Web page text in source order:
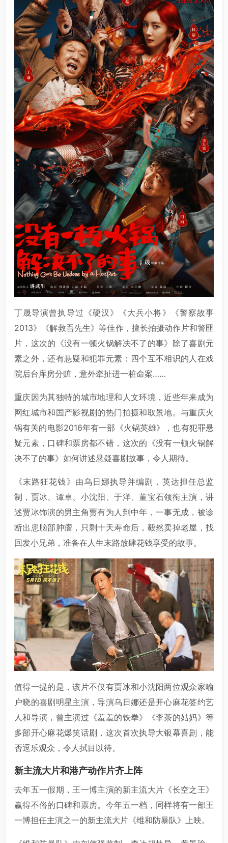
丁晟导演曾执导过《硬汉》《大兵小将》《警察故事
2013》《解救吾先生》等佳作，擅长拍摄动作片和警匪
片，这次的《没有一顿火锅解决不了的事》除了喜剧元
素之外，还有悬疑和犯罪元素：四个互不相识的人在戏
院后台库房分赃，意外牵扯进一桩命案……
重庆因为其独特的城市地理和人文环境，近些年来成为
网红城市和国产影视剧的热门拍摄和取景地。与重庆火
锅有关的电影2016年有一部《火锅英雄》，也有犯罪悬
疑元素，口碑和票房都不错，这次的《没有一顿火锅解
决不了的事》如何讲述悬疑喜剧故事，令人期待。
《末路狂花钱》由乌日娜执导并编剧，英达担任总监
制，贾冰、谭卓、小沈阳、于洋、董宝石领衔主演，讲
述贾冰饰演的男主角贾有为人到中年，一事无成，被诊
断出患脑部肿瘤，只剩十天寿命后，毅然卖掉老屋，找
回发小兄弟，准备在人生末路放肆花钱享受的故事。
值得一提的是，该片不仅有贾冰和小沈阳两位观众家喻
户晓的喜剧明星主演，导演乌日娜还是开心麻花签约艺
人和导演，曾主演过《羞羞的铁拳》《李茶的姑妈》等
多部开心麻花爆笑话剧，这次首次执导大银幕喜剧，能
否逗乐观众，令人拭目以待。
新主流大片和港产动作片齐上阵
去年五一假期，王一博主演的新主流大片《长空之王》
赢得不俗的口碑和票房。今年五一档，同样将有一部王
一博担任主演之一的新主流大片《维和防暴队》上映。